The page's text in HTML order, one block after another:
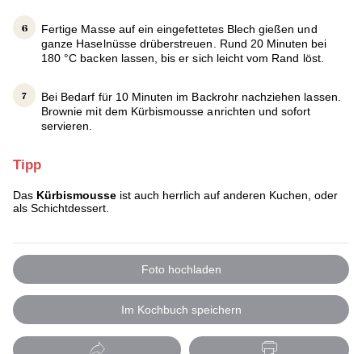
Fertige Masse auf ein eingefettetes Blech gießen und
ganze Haselnüsse drüberstreuen. Rund 20 Minuten bei
180 °C backen lassen, bis er sich leicht vom Rand löst.
Bei Bedarf für 10 Minuten im Backrohr nachziehen lassen.
Brownie mit dem Kürbismousse anrichten und sofort
servieren.
Tipp
Das Kürbismousse ist auch herrlich auf anderen Kuchen, oder
als Schichtdessert.
Foto hochladen
Im Kochbuch speichern